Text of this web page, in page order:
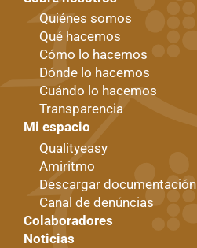
Quiénes somos
Qué hacemos
Cómo lo hacemos
Dónde lo hacemos
Cuándo lo hacemos
Transparencia
Mi espacio
Qualityeasy
Amiritmo
Descargar documentación
Canal de denúncias
Colaboradores
Noticias